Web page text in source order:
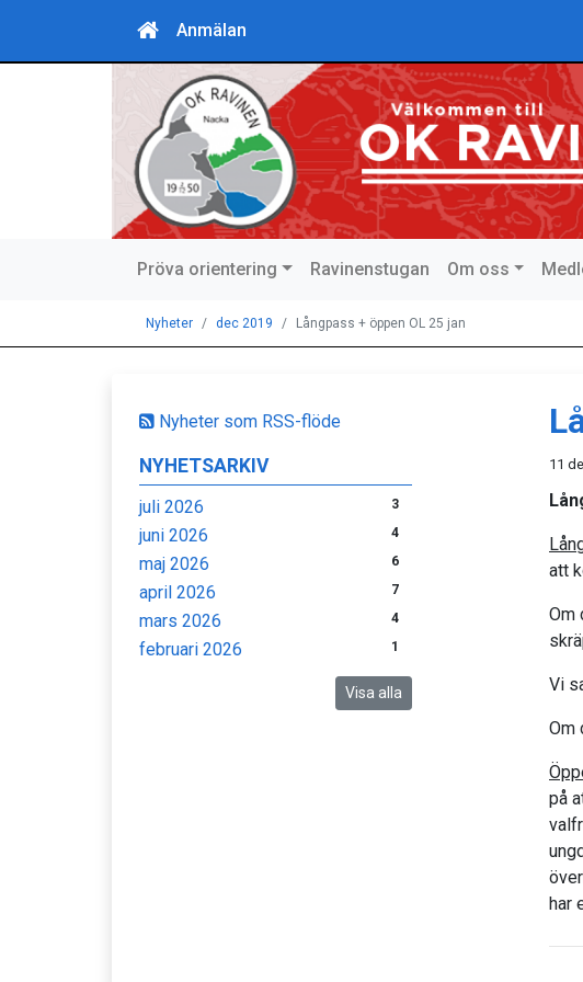
Anmälan
Pröva orientering Ravinenstugan Om oss
Nyheter dec 2019 Långpass + öppen OL 25 jan
Nyheter som RSS-flöde
NYHETSARKIV
juli 2026 3
juni 2026 4
maj 2026 6
april 2026 7
mars 2026 4
februari 2026 1
Visa alla
11
att
Om
Vi
Om
på
har